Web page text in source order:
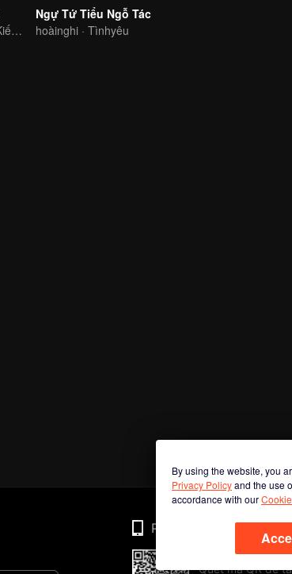
Phụctrangcổđại · Kiếm hiệp
Ngự Tứ Tiểu Ngỗ Tác
hoàinghi · Tìnhyêu
By using the website, you
Privacy Policyand the use
accordance with our
Phone
Quét mã QR để